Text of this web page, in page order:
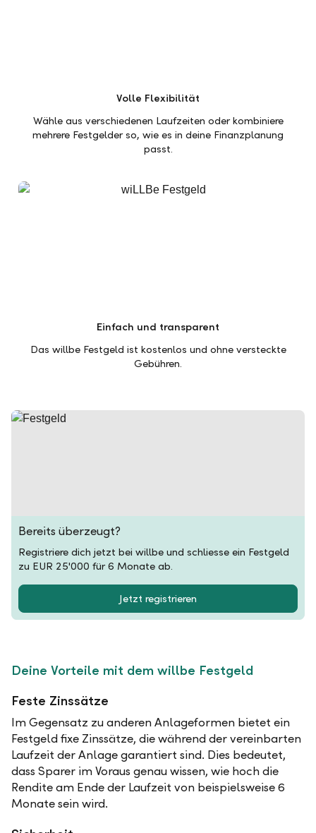
Volle Flexibilität
Wähle aus verschiedenen Laufzeiten oder kombiniere
mehrere Festgelder so, wie es in deine Finanzplanung
passt.
Einfach und transparent
Das willbe Festgeld ist kostenlos und ohne versteckte
Gebühren.
Bereits überzeugt?
Registriere dich jetzt bei willbe und schliesse ein Festgeld
zu EUR 25'000 für 6 Monate ab.
Jetzt registrieren
Deine Vorteile mit dem willbe Festgeld
Feste Zinssätze
Im Gegensatz zu anderen Anlageformen bietet ein
Festgeld fixe Zinssätze, die während der vereinbarten
Laufzeit der Anlage garantiert sind. Dies bedeutet,
dass Sparer im Voraus genau wissen, wie hoch die
Rendite am Ende der Laufzeit von beispielsweise 6
Monate sein wird.